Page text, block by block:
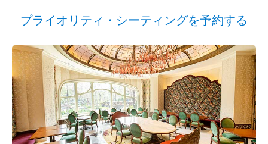
プライオリティ・シーティングを予約する